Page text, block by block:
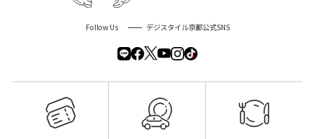
Follow Us デジスタイル京都公式SNS